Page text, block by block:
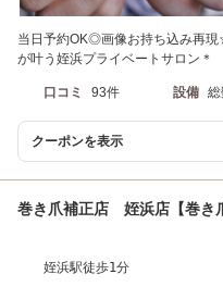
当日予約OK◎画像お持ち込み再
が叶う姪浜プライベートサロン＊
口コミ 93件 設備 総
クーポンを表示
巻き爪補正店 姪浜店【巻き
姪浜駅徒歩1分